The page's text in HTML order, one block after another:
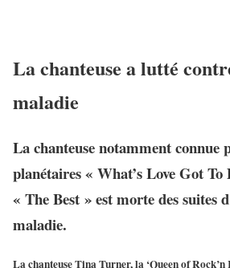
La chanteuse a lutté
maladie
La chanteuse notamment connue
planétaires « What’s Love Got
« The Best » est morte des suites
maladie.
La chanteuse Tina Turner, la ‘Queen of